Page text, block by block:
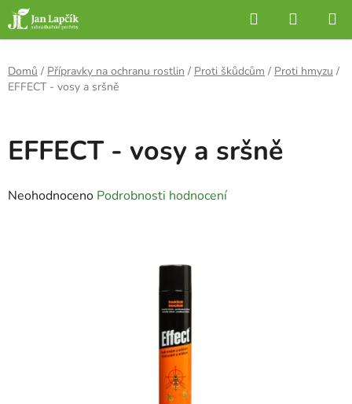
Přejít
na
obsah
Hledat
KOŠÍK
Domů / Přípravky na ochranu rostlin / Proti škůdcům / Proti hmyzu /
EFFECT - vosy a sršně
EFFECT - vosy a sršně
Průměrné
Neohodnoceno Podrobnosti hodnocení